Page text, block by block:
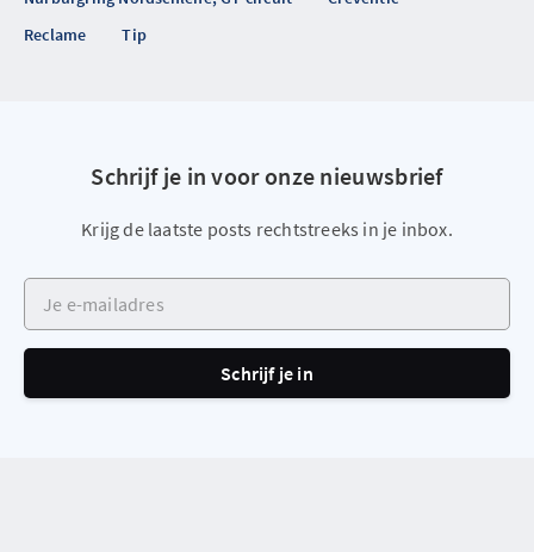
Reclame
Tip
Schrijf je in voor onze nieuwsbrief
Krijg de laatste posts rechtstreeks in je inbox.
Je e-mailadres
Schrijf je in